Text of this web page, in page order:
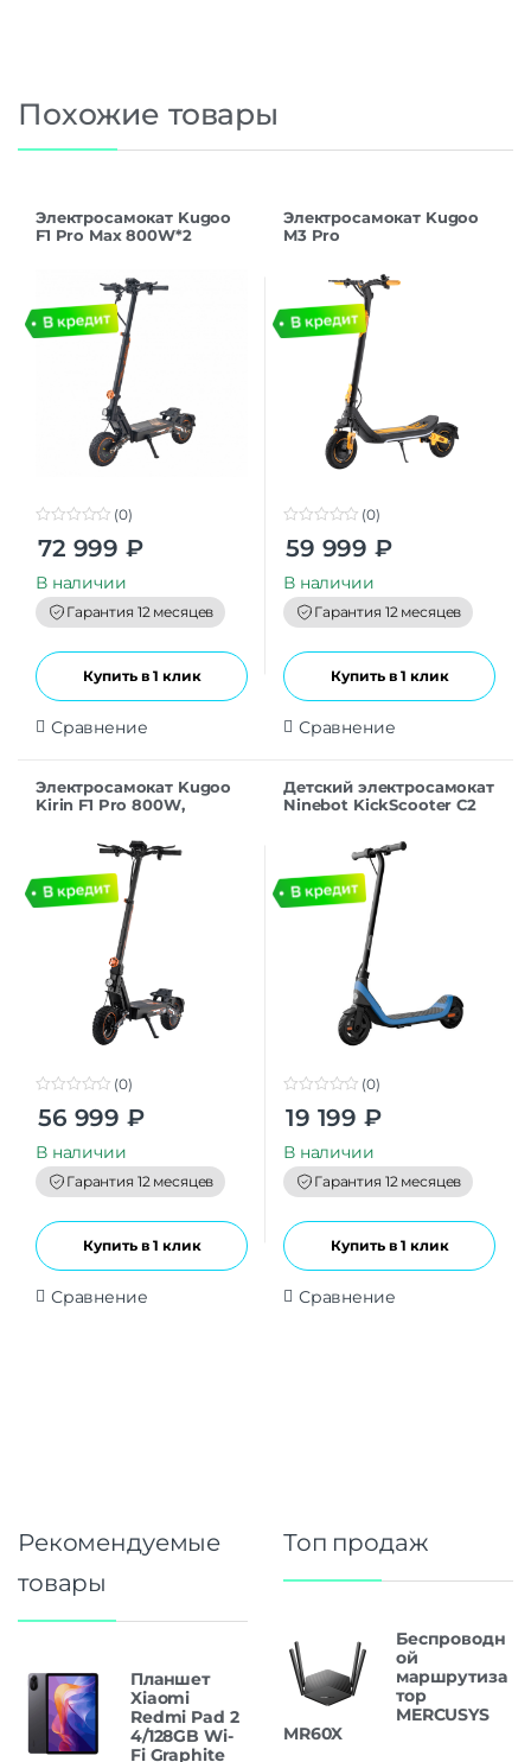
Похожие товары
Электросамокат Kugoo
F1 Pro Max 800W*2
o
t
o
f
5
(0)
72 999 ₽
В наличии
Гарантия 12 месяцев
Купить в 1 клик
Сравнение
Электросамокат Kugoo
M3 Pro
o
t
o
f
5
(0)
59 999 ₽
В наличии
Гарантия 12 месяцев
Купить в 1 клик
Сравнение
Электросамокат Kugoo
Kirin F1 Pro 800W,
o
t
o
f
5
(0)
56 999 ₽
В наличии
Гарантия 12 месяцев
Купить в 1 клик
Сравнение
Детский электросамокат
Ninebot KickScooter C2
t
o
f
5
(0)
19 199 ₽
В наличии
Гарантия 12 месяцев
Купить в 1 клик
Сравнение
Рекомендуемые
товары
Планшет
Xiaomi
Redmi Pad 2
4/128GB Wi-
Fi Graphite
Топ продаж
Беспроводн
ой
маршрутиза
тор
MERCUSYS
MR60X